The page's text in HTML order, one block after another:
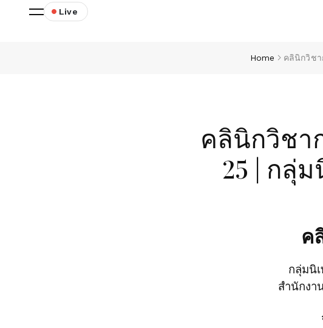
Live
Home คลินิกวิช
คลินิกวิชา
25 | กลุ่
ค
กลุ่มนิ
สำนักงา